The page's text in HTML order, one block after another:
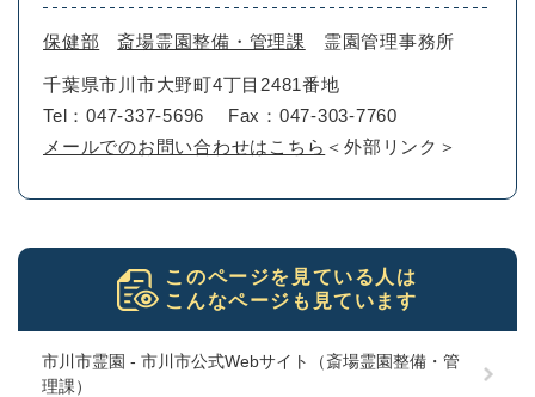
保健部 斎場霊園整備・管理課 霊園管理事務所
千葉県市川市大野町4丁目2481番地
Tel：047-337-5696
Fax：047-303-7760
メールでのお問い合わせはこちら ＜外部リンク＞
このページを見ている人は
こんなページも見ています
市川市霊園 - 市川市公式Webサイト（斎場霊園整備・管
理課）